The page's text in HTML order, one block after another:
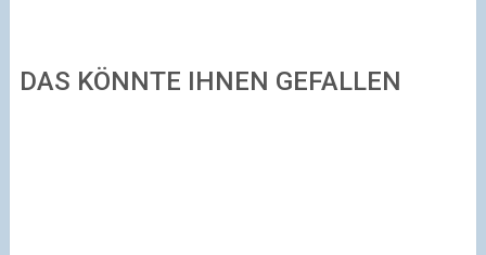
DAS KÖNNTE IHNEN GEFALLEN